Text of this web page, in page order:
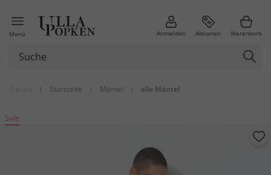
Menü Anmelden Aktionen Warenkorb
| Startseite | Mäntel | alle Mäntel
Sale